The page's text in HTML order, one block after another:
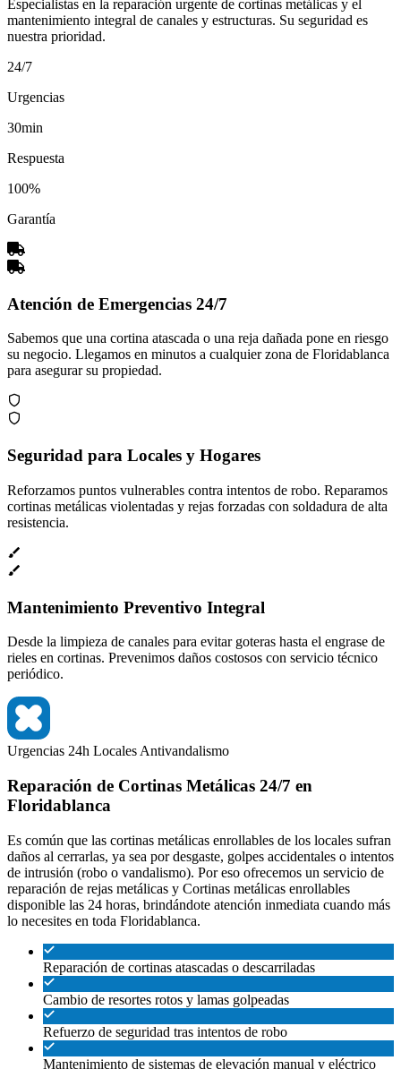
Especialistas en la reparación urgente de cortinas metálicas y el
mantenimiento integral de canales y estructuras. Su seguridad es
nuestra prioridad.
24/7
Urgencias
30min
Respuesta
100%
Garantía
Atención de Emergencias 24/7
Sabemos que una cortina atascada o una reja dañada pone en riesgo
su negocio. Llegamos en minutos a cualquier zona de Floridablanca
para asegurar su propiedad.
Seguridad para Locales y Hogares
Reforzamos puntos vulnerables contra intentos de robo. Reparamos
cortinas metálicas violentadas y rejas forzadas con soldadura de alta
resistencia.
Mantenimiento Preventivo Integral
Desde la limpieza de canales para evitar goteras hasta el engrase de
rieles en cortinas. Prevenimos daños costosos con servicio técnico
periódico.
Urgencias 24h Locales Antivandalismo
Reparación de Cortinas Metálicas 24/7 en
Floridablanca
Es común que las cortinas metálicas enrollables de los locales sufran
daños al cerrarlas, ya sea por desgaste, golpes accidentales o intentos
de intrusión (robo o vandalismo). Por eso ofrecemos un servicio de
reparación de rejas metálicas y Cortinas metálicas enrollables
disponible las 24 horas, brindándote atención inmediata cuando más
lo necesites en toda Floridablanca.
Reparación de cortinas atascadas o descarriladas
Cambio de resortes rotos y lamas golpeadas
Refuerzo de seguridad tras intentos de robo
Mantenimiento de sistemas de elevación manual y eléctrico